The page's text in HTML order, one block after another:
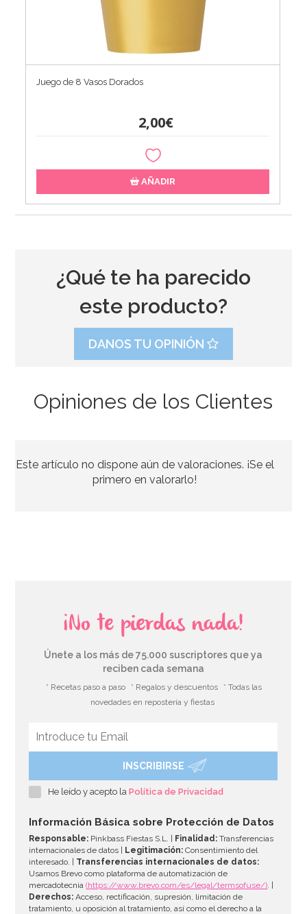
Juego de 8 Vasos Dorados
2,00€
AÑADIR
7,95€
Decoración Colgante Nido de Abeja Plata 20cm
AÑADIR
¿Qué te ha parecido
este producto?
DANOS TU OPINIÓN
Opiniones de los Clientes
Este artículo no dispone aún de valoraciones. ¡Se el
primero en valorarlo!
¡No te pierdas nada!
Únete a los más de 75.000 suscriptores que ya
reciben cada semana
* Recetas paso a paso * Regalos y descuentos
* Todas las
novedades en repostería y fiestas
INSCRIBIRSE
He leído y acepto laPolítica de Privacidad
Información Básica sobre Protección de Datos
Responsable: Pinkbass Fiestas S.L. | Finalidad: Transferencias
internacionales de datos |
Legitimación: Consentimiento del
interesado. | Transferencias internacionales de datos:
Usamos Brevo como plataforma de automatización de
mercadotecnia(https://www.brevo.com/es/legal/termsofuse/). |
Derechos: Acceso, rectificación, supresión, limitación de
tratamiento, u oposición al tratamiento, así como el derecho a la